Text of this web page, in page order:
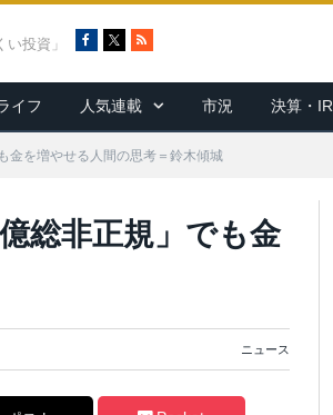
投資」
c
e
b
R
S
イフ 人気連載 市況 決算・IR
金を増やせる人間の思考＝鈴木傾城
総非正規」でも金
ニュース